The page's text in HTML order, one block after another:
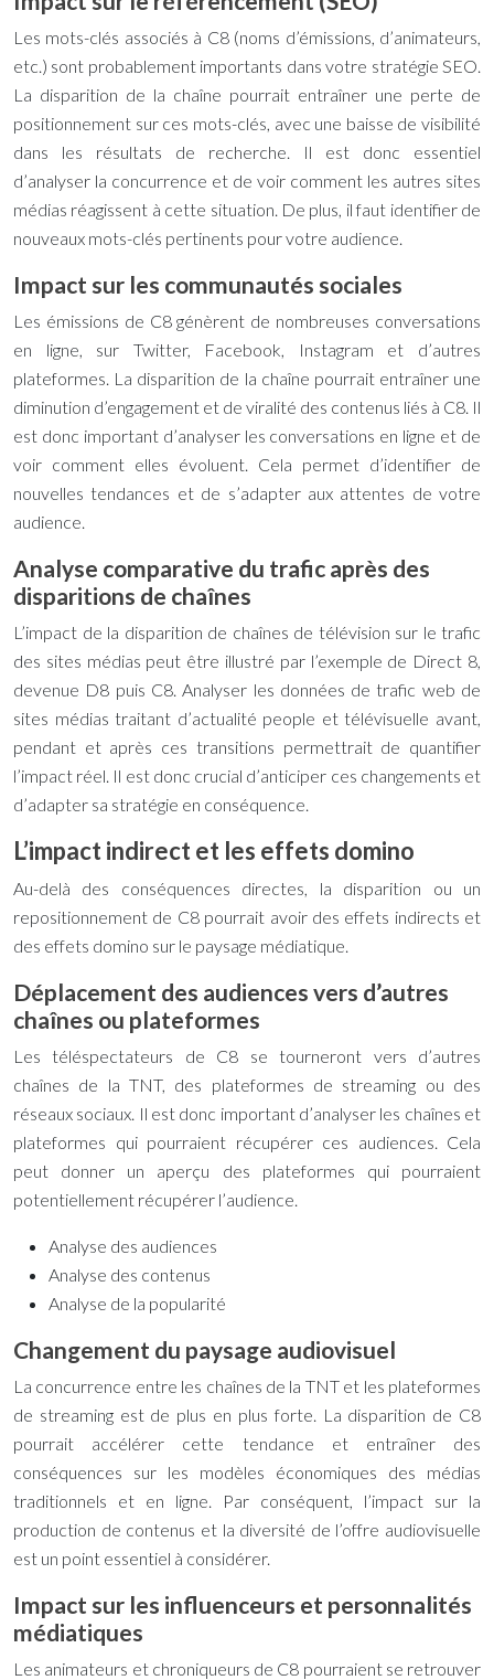
Les mots-clés associés à C8 (noms d’émissions, d’animateurs,
etc.) sont probablement importants dans votre stratégie SEO.
La disparition de la chaîne pourrait entraîner une perte de
positionnement sur ces mots-clés, avec une baisse de visibilité
dans les résultats de recherche. Il est donc essentiel
d’analyser la concurrence et de voir comment les autres sites
médias réagissent à cette situation. De plus, il faut identifier de
nouveaux mots-clés pertinents pour votre audience.
Impact sur les communautés sociales
Les émissions de C8 génèrent de nombreuses conversations
en ligne, sur Twitter, Facebook, Instagram et d’autres
plateformes. La disparition de la chaîne pourrait entraîner une
diminution d’engagement et de viralité des contenus liés à C8. Il
est donc important d’analyser les conversations en ligne et de
voir comment elles évoluent. Cela permet d’identifier de
nouvelles tendances et de s’adapter aux attentes de votre
audience.
Analyse comparative du trafic après des
disparitions de chaînes
L’impact de la disparition de chaînes de télévision sur le trafic
des sites médias peut être illustré par l’exemple de Direct 8,
devenue D8 puis C8. Analyser les données de trafic web de
sites médias traitant d’actualité people et télévisuelle avant,
pendant et après ces transitions permettrait de quantifier
l’impact réel. Il est donc crucial d’anticiper ces changements et
d’adapter sa stratégie en conséquence.
L’impact indirect et les effets domino
Au-delà des conséquences directes, la disparition ou un
repositionnement de C8 pourrait avoir des effets indirects et
des effets domino sur le paysage médiatique.
Déplacement des audiences vers d’autres
chaînes ou plateformes
Les téléspectateurs de C8 se tourneront vers d’autres
chaînes de la TNT, des plateformes de streaming ou des
réseaux sociaux. Il est donc important d’analyser les chaînes et
plateformes qui pourraient récupérer ces audiences. Cela
peut donner un aperçu des plateformes qui pourraient
potentiellement récupérer l’audience.
Analyse des audiences
Analyse des contenus
Analyse de la popularité
Changement du paysage audiovisuel
La concurrence entre les chaînes de la TNT et les plateformes
de streaming est de plus en plus forte. La disparition de C8
pourrait accélérer cette tendance et entraîner des
conséquences sur les modèles économiques des médias
traditionnels et en ligne. Par conséquent, l’impact sur la
production de contenus et la diversité de l’offre audiovisuelle
est un point essentiel à considérer.
Impact sur les influenceurs et personnalités
médiatiques
Les animateurs et chroniqueurs de C8 pourraient se retrouver